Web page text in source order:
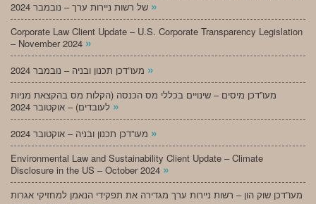
»
Corporate Law Client Update – U.S. Corporate Transparency Legislation
– November 2024 »
»
מעו”דכן מיסים – שינויים בכללי מס הכנסה (הקלות מס בהקצאת מניות
»
»
Environmental Law and Sustainability Client Update – Climate
Disclosure in the US – October 2024 »
מעו”דכן שוק הון – רשות ניירות ערך מגדירה את תפקידי הנאמן למחזיקי אגרות